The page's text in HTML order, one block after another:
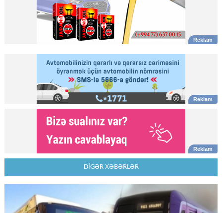
DİGƏR XƏBƏRLƏR